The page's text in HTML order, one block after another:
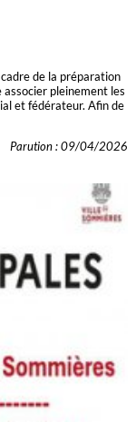
de la préparation
pleinement les
et fédérateur. Afin de
Parution : 09/04/2026